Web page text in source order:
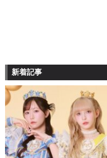
新着記事